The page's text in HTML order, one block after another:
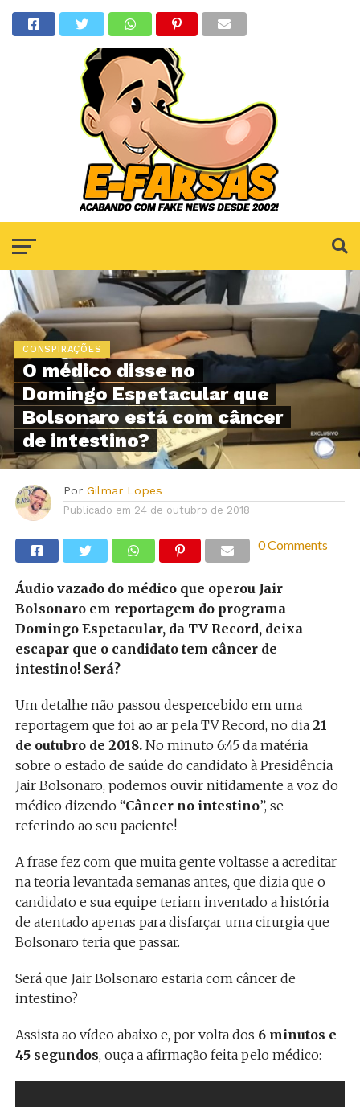
CONSPIRAÇÕES
O médico disse no
Domingo Espetacular que
Bolsonaro está com câncer
de intestino?
Por Gilmar Lopes
Publicado em 24 de outubro de 2018
0 Comments
Áudio vazado do médico que operou Jair
Bolsonaro em reportagem do programa
Domingo Espetacular, da TV Record, deixa
escapar que o candidato tem câncer de
intestino! Será?
Um detalhe não passou despercebido em uma
reportagem que foi ao ar pela TV Record, no dia 21
de outubro de 2018.No minuto 6:45 da matéria
sobre o estado de saúde do candidato à Presidência
Jair Bolsonaro, podemos ouvir nitidamente a voz do
médico dizendo “Câncer no intestino”, se
referindo ao seu paciente!
A frase fez com que muita gente voltasse a acreditar
na teoria levantada semanas antes, que dizia que o
candidato e sua equipe teriam inventado a história
de atentado apenas para disfarçar uma cirurgia que
Bolsonaro teria que passar.
Será que Jair Bolsonaro estaria com câncer de
intestino?
Assista ao vídeo abaixo e, por volta dos 6 minutos e
45 segundos, ouça a afirmação feita pelo médico: